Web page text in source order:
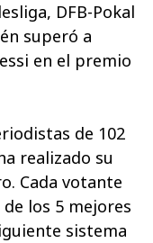
DFB-Pokal
superó a
en el premio
de 102
realizado su
Cada votante
los 5 mejores
sistema